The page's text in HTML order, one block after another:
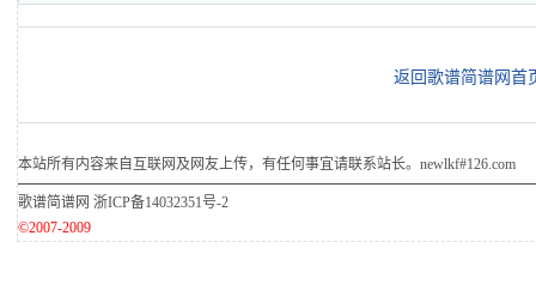
返回歌谱简谱网首
本站所有内容来自互联网及网友上传，有任何事宜请联系站长。newlkf#126.com
歌谱简谱网 浙ICP备14032351号-2
©2007-2009